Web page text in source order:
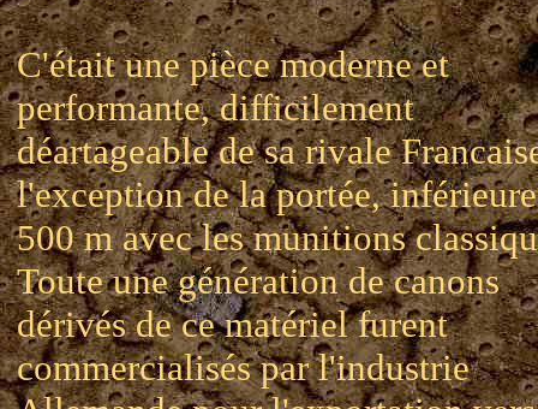
C'était une pièce moderne et
performante, difficilement
déartageable de sa rivale
l'exception de la portée,
500 m avec les munitions
Toute une génération de canons
dérivés de ce matériel furent
commercialisés par l'industrie